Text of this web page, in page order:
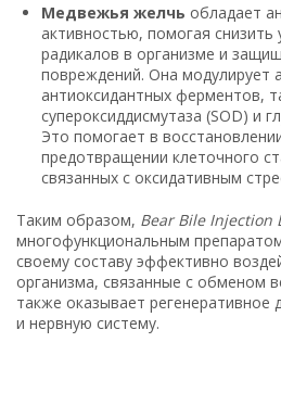
Медвежья желчь обладает
активностью, помогая
радикалов в организме и
повреждений. Она модулирует
антиоксидантных ферментов,
супероксиддисмутаза (SOD) и
Это помогает в
предотвращении клеточного
связанных с оксидативным
Таким образом, Bear Bile Injection
многофункциональным
своему составу эффективно
организма, связанные с обменом
также оказывает регенеративное
и нервную систему.